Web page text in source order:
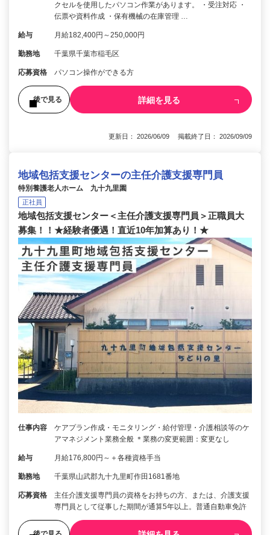
クセルを使用したパソコン作業があります。 ・受注対応 ・
伝票や資料作成 ・保有機械の在庫管理 …
給与 月給182,400円～250,000円
勤務地 千葉県千葉市稲毛区
応募資格 パソコン操作ができる方
後で見る 詳細を見る
更新日： 2026/06/09 掲載終了日： 2026/09/09
地域包括支援センターの主任介護支援専門員
特別養護老人ホーム 九十九里園
正社員
地域包括支援センター＜主任介護支援専門員＞正職員大
募集！！★経験者優遇！直近10年加算あり！★
仕事内容
ケアプラン作成・モニタリング・給付管理・介護相談等のケ
アマネジメント業務全般 ＊業務の変更範囲：変更なし
給与 月給176,800円～＋各種資格手当
勤務地 千葉県山武郡九十九里町作田1681番地
応募資格
主任介護支援専門員の資格をお持ちの方、または、介護支援
専門員として従事した期間が通算5年以上。普通自動車免許